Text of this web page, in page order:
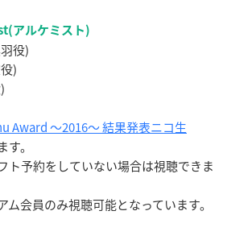
アルケミスト)
役)
)
Award ～2016～ 結果発表ニコ生
。
予約をしていない場合は視聴できま
会員のみ視聴可能となっています。